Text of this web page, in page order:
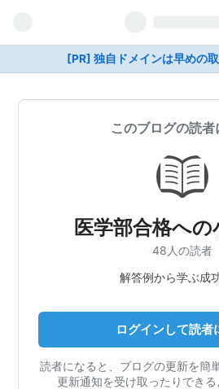
[PR] 独自ドメインは早めの
このブログの読者
医学部合格への
48人の読者
解答例から学ぶ成
ログインして読者
読者になると、ブログの更新を簡
更新通知を受け取ったりできる